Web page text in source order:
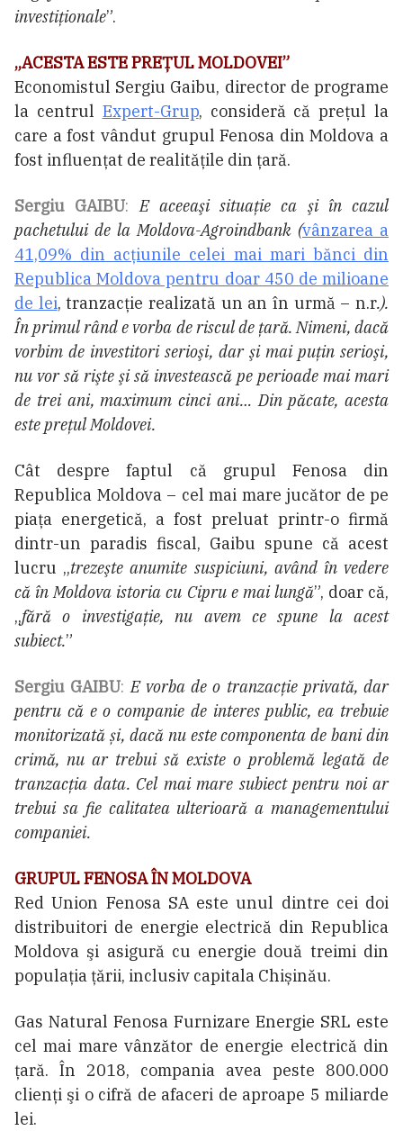
investiționale”.
„ACESTA ESTE PREŢUL MOLDOVEI”
Economistul Sergiu Gaibu, director de programe
la centrul Expert-Grup, consideră că prețul la
care a fost vândut grupul Fenosa din Moldova a
fost influențat de realitățile din țară.
Sergiu GAIBU: E aceeaşi situaţie ca şi în cazul
pachetului de la Moldova-Agroindbank (vânzarea a
41,09% din acţiunile celei mai mari bănci din
Republica Moldova pentru doar 450 de milioane
de lei, tranzacţie realizată un an în urmă – n.r.).
În primul rând e vorba de riscul de ţară. Nimeni, dacă
vorbim de investitori serioşi, dar şi mai puţin serioşi,
nu vor să rişte şi să investească pe perioade mai mari
de trei ani, maximum cinci ani… Din păcate, acesta
este preţul Moldovei.
Cât despre faptul că grupul Fenosa din
Republica Moldova – cel mai mare jucător de pe
piața energetică, a fost preluat printr-o firmă
dintr-un paradis fiscal, Gaibu spune că acest
lucru „trezeşte anumite suspiciuni, având în vedere
că în Moldova istoria cu Cipru e mai lungă”, doar că,
„fără o investigație, nu avem ce spune la acest
subiect.”
Sergiu GAIBU: E vorba de o tranzacţie privată, dar
pentru că e o companie de interes public, ea trebuie
monitorizată și, dacă nu este componenta de bani din
crimă, nu ar trebui să existe o problemă legată de
tranzacția data. Cel mai mare subiect pentru noi ar
trebui sa fie calitatea ulterioară a managementului
companiei.
GRUPUL FENOSA ÎN MOLDOVA
Red Union Fenosa SA este unul dintre cei doi
distribuitori de energie electrică din Republica
Moldova şi asigură cu energie două treimi din
populația țării, inclusiv capitala Chișinău.
Gas Natural Fenosa Furnizare Energie SRL este
cel mai mare vânzător de energie electrică din
țară. În 2018, compania avea peste 800.000
clienți şi o cifră de afaceri de aproape 5 miliarde
lei.